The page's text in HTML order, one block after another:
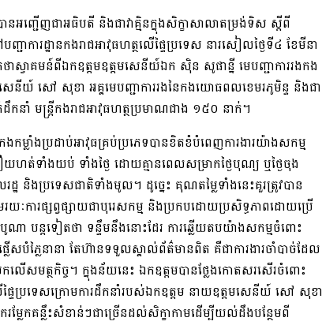
នអញ្ជើញជាអធិបតី និងជាវាគ្មិនក្នុងសិក្ខាសាលាតម្រង់ទិស ស្ដីពី
ាការដ្ឋានកងរាជអាវុធហត្ថលើផ្ទៃប្រទេស នារសៀលថ្ងៃទី៤ ខែមីនា
ស្វាគមន៍ពីឯកឧត្តមឧត្តមសេនីយ៍ឯក ស៊ិន សូផាន្នី មេបញ្ជាការរងកង
េនីយ៍ សៅ សុខា អគ្គមេបញ្ជាការរងនៃកងយោធពលខេមរភូមិន្ទ និងជា
ដឹកនាំ មន្ត្រីកងរាជអាវុធហត្ថប្រមាណជាង ១៥០ នាក់។
កងកម្លាំងប្រដាប់អាវុធគ្រប់ប្រភេទបានខិតខំបំពេញការងារយ៉ាងសកម្ម
ហត់ទាំងយប់ ទាំងថ្ងៃ ដោយគ្មានពេលសម្រាកថ្ងៃបុណ្យ ឬថ្ងៃចុង
ឋ និងប្រទេសជាតិទាំងមូល។ ដូច្នេះ គុណតម្លៃទាំងនេះគួរត្រូវបាន
ការផ្សព្វផ្សាយជាបុរេសកម្ម និងប្រកបដោយប្រសិទ្ធភាពដោយប្រើ
ា បន្តទៀតថា ទន្ទឹមនឹងនោះដែរ ការឆ្លើយតបយ៉ាងសកម្មចំពោះ
សបំភ្លៃនានា តែហ៊ានទទួលស្គាល់ព័ត៌មានពិត គឺជាការងារចាំបាច់ដែល
កលើសមត្ថកិច្ច។ ក្នុងន័យនេះ ឯកឧត្តមបានថ្លែងកោតសរសើរចំពោះ
ផ្ទៃប្រទេសក្រោមការដឹកនាំរបស់ឯកឧត្តម នាយឧត្តមសេនីយ៍ សៅ សុខា
រម្លែកគន្លឹះសំខាន់ៗជាច្រើនដល់សិក្ខាកាមដើម្បីយល់ដឹងបន្ថែមពី